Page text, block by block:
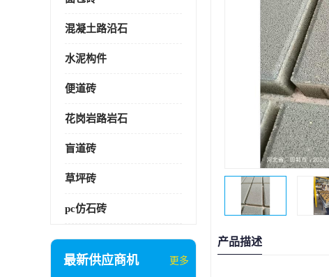
混凝土路沿石
水泥构件
便道砖
花岗岩路岩石
盲道砖
草坪砖
pc仿石砖
最新供应商机 更多
产品描述